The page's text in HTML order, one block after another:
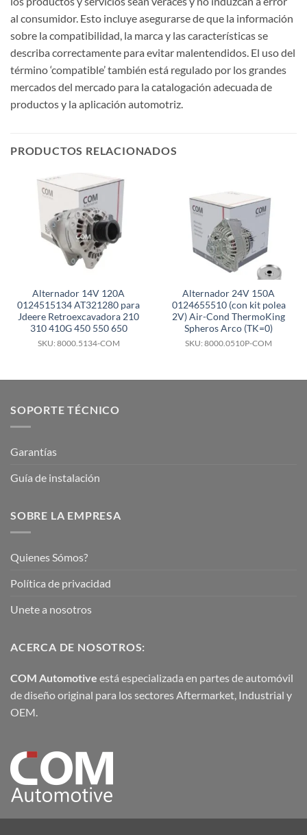
al consumidor. Esto incluye asegurarse de que la información
sobre la compatibilidad, la marca y las características se
describa correctamente para evitar malentendidos. El uso del
término ‘compatible’ también está regulado por los grandes
mercados del mercado para la catalogación adecuada de
productos y la aplicación automotriz.
PRODUCTOS RELACIONADOS
Alternador 14V 120A
0124515134 AT321280 para
Jdeere Retroexcavadora 210
310 410G 450 550 650
SKU: 8000.5134-COM
Alternador 24V 150A
0124655510 (con kit polea
2V) Air-Cond ThermoKing
Spheros Arco (TK=0)
SKU: 8000.0510P-COM
SOPORTE TÉCNICO
Garantías
Guía de instalación
SOBRE LA EMPRESA
Quienes Sómos?
Política de privacidad
Unete a nosotros
ACERCA DE NOSOTROS:
COM Automotive está especializada en partes de automóvil
de diseño original para los sectores Aftermarket, Industrial y
OEM.